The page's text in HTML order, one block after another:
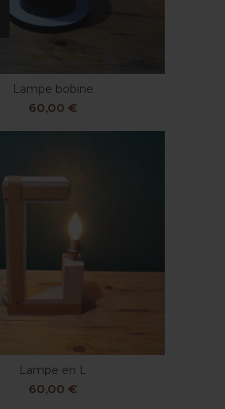
AJOUTER AU PANIER
Lampe bobine
60,00 €
AJOUTER AU PANIER
Lampe en L
60,00 €